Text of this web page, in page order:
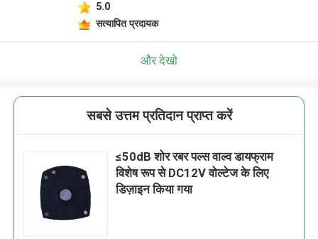
5.0
सत्यापित प्रदायक
और देखो
सबसे उत्तम प्रतिदान प्राप्त करें
≤50dB शोर रबर पल्स वाल्व डायफ्राम
विशेष रूप से DC12V वोल्टेज के लिए
डिज़ाइन किया गया